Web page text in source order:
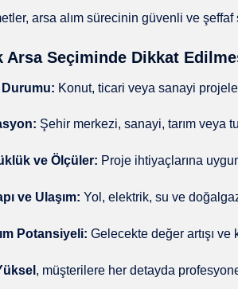
arsa alım sürecinin güvenli ve
Arsa Seçiminde Dikkat
Durumu: Konut, ticari veya sanayi
Şehir merkezi, sanayi, tarım veya
ve Ölçüler: Proje ihtiyaçlarına
ve Ulaşım: Yol, elektrik, su ve
Potansiyeli: Gelecekte değer artışı ve
, müşterilere her detayda